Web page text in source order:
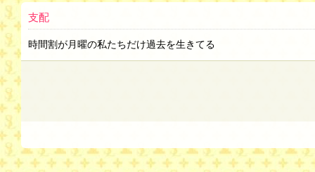
支配
時間割が月曜の私たちだけ過去を生きてる